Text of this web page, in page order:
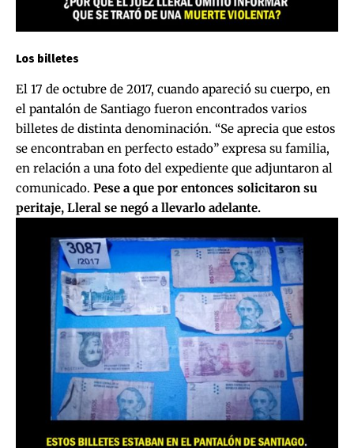
Los billetes
El 17 de octubre de 2017, cuando apareció su cuerpo, en
el pantalón de Santiago fueron encontrados varios
billetes de distinta denominación. “Se aprecia que estos
se encontraban en perfecto estado” expresa su familia,
en relación a una foto del expediente que adjuntaron al
comunicado. Pese a que por entonces solicitaron su
peritaje, Lleral se negó a llevarlo adelante.